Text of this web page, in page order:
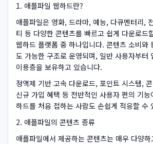
1. 애플파일 웹하드란?
애플파일은 영화, 드라마, 예능, 다큐멘터리,
티 등 다양한 콘텐츠를 빠르고 쉽게 다운로드
웹하드 플랫폼 중 하나입니다. 콘텐츠 소비와
도 가능한 구조로 운영되며, 일반 사용자부터
이용층을 보유하고 있습니다.
정액제 기반 고속 다운로드, 포인트 시스템,
신규 가입 혜택 등 전반적인 사용자 편의 기
하드를 처음 접하는 사람도 손쉽게 적응할 수
2. 애플파일의 콘텐츠 종류
애플파일에서 제공하는 콘텐츠는 매우 다양